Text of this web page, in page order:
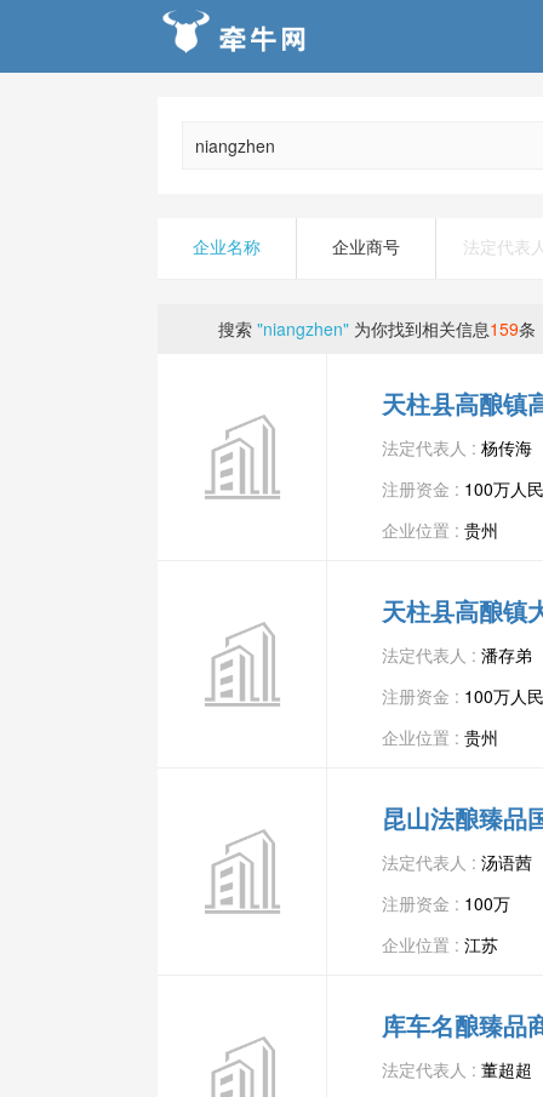
企业名称 企业商号 法定代表
搜索 "niangzhen" 为你找到相关信息159条
天柱县高酿镇
法定代表人 : 杨传海
注册资金 : 100万人
企业位置 : 贵州
天柱县高酿镇
法定代表人 : 潘存弟
注册资金 : 100万人
企业位置 : 贵州
昆山法酿臻品
法定代表人 : 汤语茜
注册资金 : 100万
企业位置 : 江苏
库车名酿臻品
法定代表人 : 董超超